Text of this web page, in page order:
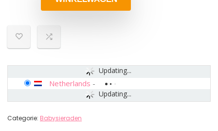
Updating...
Updating...
Netherlands -
Categorie: Babysieraden